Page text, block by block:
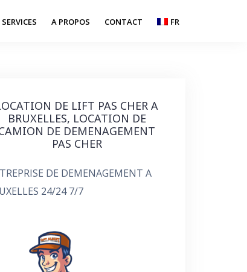
A PROPOS CONTACT FR
DE LIFT PAS CHER A
BRUXELLES, LOCATION DE
DE DEMENAGEMENT
PAS CHER
DE DEMENAGEMENT A
24/24 7/7